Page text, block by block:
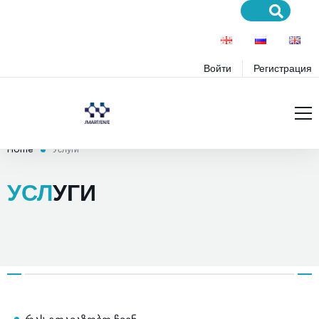
Войти Регистрация
Home Услуги
УСЛУГИ